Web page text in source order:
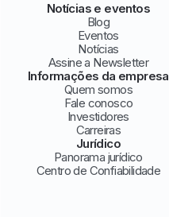
Notícias e eventos
Blog
Eventos
Notícias
Assine a Newsletter
Informações da empresa
Quem somos
Fale conosco
Investidores
Carreiras
Jurídico
Panorama jurídico
Centro de Confiabilidade